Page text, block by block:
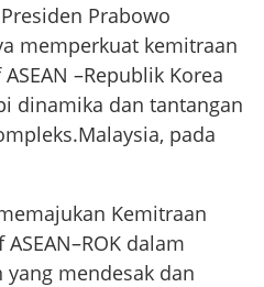
Prabowo
memperkuat kemitraan
–Republik Korea
dinamika dan tantangan
pada
Kemitraan
dalam
mendesak dan